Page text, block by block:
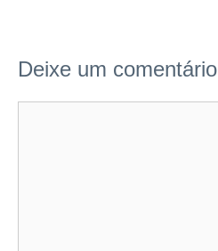
Deixe um comentário